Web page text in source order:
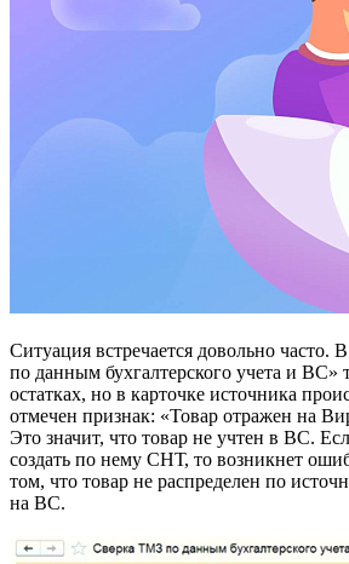
Ситуация встречается довольно часто.
по данным бухгалтерского учета и ВС»
остатках, но в карточке источника
отмечен признак: «Товар отражен на
Это значит, что товар не учтен в ВС.
создать по нему СНТ, то возникнет
том, что товар не распределен по
на ВС.